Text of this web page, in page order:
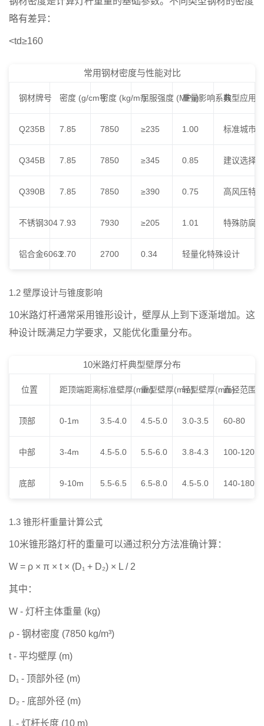
略有差异：
<td≥160
常用钢材密度与性能对比
钢材牌号 密度 (g/cm³)密度 (kg/m³)屈服强度 (MPa)重量影响系数典型应用
Q235B 7.85 7850 ≥235 1.00 标准城市
Q345B 7.85 7850 ≥345 0.85 建议选择
Q390B 7.85 7850 ≥390 0.75 高风压特
不锈钢3047.93 7930 ≥205 1.01 特殊防腐
铝合金60632.70 2700 0.34 轻量化特殊设计
1.2 壁厚设计与锥度影响
10米路灯杆通常采用锥形设计，壁厚从上到下逐渐增加。这
种设计既满足力学要求，又能优化重量分布。
10米路灯杆典型壁厚分布
位置 距顶端距离标准壁厚(mm)重型壁厚(mm)轻型壁厚(mm)直径范围
顶部 0-1m 3.5-4.0 4.5-5.0 3.0-3.5 60-80
中部 3-4m 4.5-5.0 5.5-6.0 3.8-4.3 100-120
底部 9-10m 5.5-6.5 6.5-8.0 4.5-5.0 140-180
1.3 锥形杆重量计算公式
10米锥形路灯杆的重量可以通过积分方法准确计算：
W = ρ × π × t × (D₁ + D₂) × L / 2
其中：
W - 灯杆主体重量 (kg)
ρ - 钢材密度 (7850 kg/m³)
t- 平均壁厚 (m)
D₁ - 顶部外径 (m)
D₂ - 底部外径 (m)
L - 灯杆长度 (10 m)